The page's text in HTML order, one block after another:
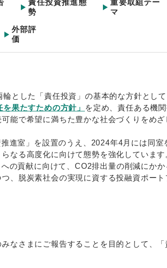
責任投資推進態
勢
重要取組テー
マ
外部評
価
とした「責任投資」の基本的な方針として
果たすための方針」
を定め、責任ある機
能で希望に満ちた豊かな社会づくりをめざ
進室」を設置のうえ、2024年4月には同室
なる高度化に向けて態勢を強化しています
の貢献に向けて、CO2排出量の削減にかか
、脱炭素社会の実現に資する投融資ポート
なさまにご報告することを目的として、「